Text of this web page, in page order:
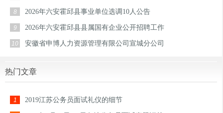
8 2026年六安霍邱县事业单位选调10人公告
9 2026年六安霍邱县县属国有企业公开招聘工作
10 安徽省申博人力资源管理有限公司宣城分公司
热门文章
1 2019江苏公务员面试礼仪的细节